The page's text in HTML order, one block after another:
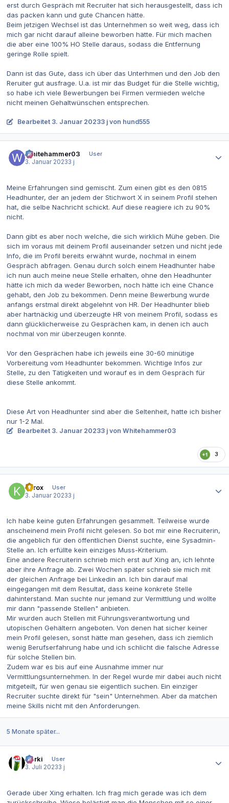
erst durch Gespräch mit Recruiter hat sich herausgestellt, dass ich
das packen kann und gute Chancen hätte.
Beim jetzigen Wechsel ist das Unternehmen so weit weg, dass ich
mich gar nicht darauf alleine beworben hätte. Für mich machen
die aber eine 100% HO Stelle daraus, sodass die Entfernung
geringe Rolle spielt.
Dann ist das Gute, dass ich über das Unterhmen und den Job den
Reruiter gut ausfrage. U.a. ist mir das Budget für die Stelle wichtig,
so habe ich viele Bewerbungen bei Firmen vermieden welche
nicht meinen Gehaltwünschen entsprechen.
Bearbeitet 3. Januar 20233 j von hund555
Whitehammer03
User
3. Januar 20233 j
Meine Erfahrungen sind gemischt. Zum einen gibt es den 0815
Headhunter, der an jedem der Stichwort X in seinem Profil stehen
hat, die selbe Nachricht schickt. Auf diese reagiere ich zu 90%
nicht.
Dann gibt es aber noch welche, die sich wirklich Mühe geben. Die
sich im voraus mit deinem Profil auseinander setzen und nicht jede
Info, die im Profil bereits erwähnt wurde, nochmal in einem
Gespräch abfragen. Genau durch solch einem Headhunter habe
ich nun auch meine neue Stelle erhalten, ohne den Headhunter
hätte ich mich da weder Beworben, noch hätte ich eine Chance
gehabt, den Job zu bekommen. Denn meine Bewerbung wurde
anfangs erstmal direkt abgelehnt von HR. Der Headhunter blieb
aber hartnäckig und überzeugte HR von meinem Profil, sodass es
dann glücklicherweise zu Gesprächen kam, in denen ich auch
nochmal von mir überzeugen konnte.
Vor den Gesprächen habe ich jeweils eine 30-60 minütige
Vorbereitung vom Headhunter bekommen. Wichtige Infos zur
Stelle, zu den Tätigkeiten und worauf es in dem Gespräch für
diese Stelle ankommt.
Diese Art von Headhunter sind aber die Seltenheit, hatte ich bisher
nur 1-2 Mal.
Bearbeitet 3. Januar 20233 j von Whitehammer03
3
Korox
User
3. Januar 20233 j
Ich habe keine guten Erfahrungen gesammelt. Teilweise wurde
anscheinend mein Profil nicht gelesen. So bot mir eine Recruiterin,
die angeblich für den öffentlichen Dienst suchte, eine Sysadmin-
Stelle an. Ich erfüllte kein einziges Muss-Kriterium.
Eine andere Recruiterin schrieb mich erst auf Xing an, ich lehnte
aber ihre Anfrage ab. Zwei Wochen später schrieb sie mich mit
der gleichen Anfrage bei Linkedin an. Ich bin darauf mal
eingegangen mit dem Resultat, dass keine konkrete Stelle
dahinterstand. Man suchte nur jemand zur Vermittlung und wollte
mir dann "passende Stellen" anbieten.
Mir wurden auch Stellen mit Führungsverantwortung und
utopischen Gehältern angeboten. Von denen hat sicher keiner
mein Profil gelesen, sonst hätte man gesehen, dass ich ziemlich
wenig Berufserfahrung habe und ich schlicht die falsche Adresse
für solche Stellen bin.
Zudem war es bis auf eine Ausnahme immer nur
Vermittlungsunternehmen. In der Regel wurde mir dabei auch nicht
mitgeteilt, für wen genau sie eigentlich suchen. Ein einziger
Recruiter suchte direkt für "sein" Unternehmen. Aber da matchen
meine Skills nicht mit den Anforderungen.
5 Monate später...
Gurki
User
3. Juli 20233 j
Gerade über Xing erhalten. Ich frag mich gerade was ich dem